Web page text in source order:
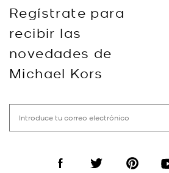
Regístrate para
recibir las
novedades de
Michael Kors
Visit us on Facebook
Visit us on Twitter
Visit us on